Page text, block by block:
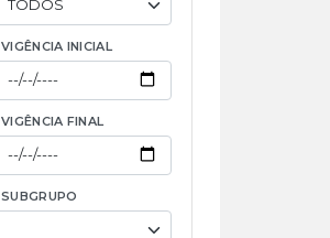
VIGÊNCIA INICIAL
VIGÊNCIA FINAL
SUBGRUPO